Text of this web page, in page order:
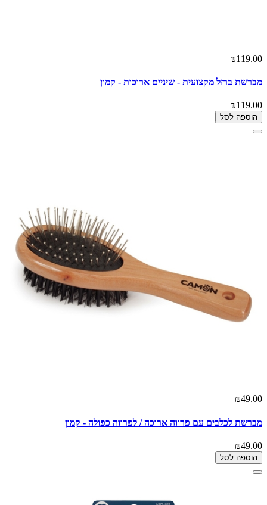
₪119.00
מברשת ברזל מקצועית - שיניים ארוכות - קמון
₪119.00
הוספה לסל
₪49.00
מברשת לכלבים עם פרווה ארוכה / לפרווה כפולה - קמון
₪49.00
הוספה לסל